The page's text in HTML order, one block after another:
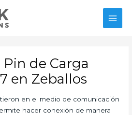
de Carga
en Zeballos
en el medio de comunicación
hacer conexión de manera